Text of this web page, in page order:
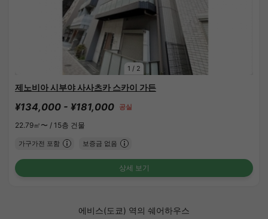
1 / 2
제노비아 시부야 사사츠카 스카이 가든
¥134,000 - ¥181,000 공실
22.79㎡〜 / 15층 건물
가구가전 포함 보증금 없음
상세 보기
에비스(도쿄) 역의 쉐어하우스